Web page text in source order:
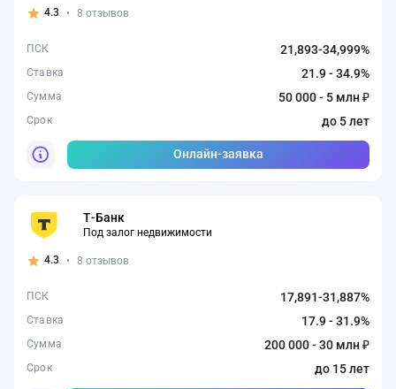
4.3 • 8 отзывов
ПСК 21,893-34,999%
Ставка 21.9 - 34.9%
Сумма 50 000 - 5 млн ₽
Срок до 5 лет
Онлайн-заявка
Т-Банк
Под залог недвижимости
4.3 • 8 отзывов
ПСК 17,891-31,887%
Ставка 17.9 - 31.9%
Сумма 200 000 - 30 млн ₽
Срок до 15 лет